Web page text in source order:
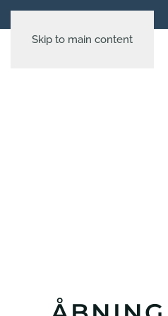
Skip to main content